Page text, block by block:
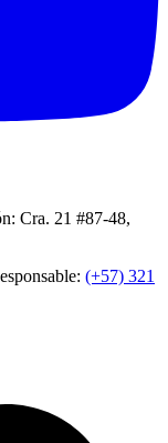
Cra. 21 #87-48,
(+57) 321